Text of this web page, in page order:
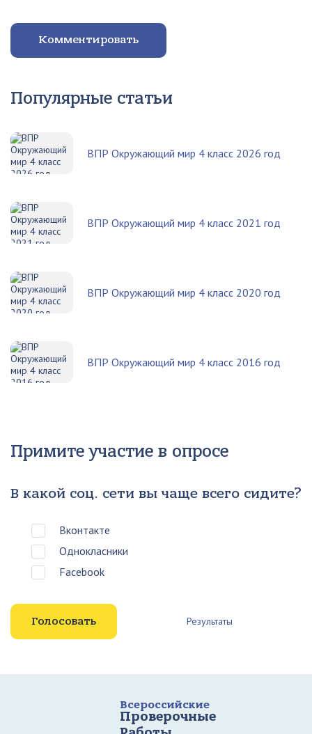
Комментировать
Популярные статьи
ВПР Окружающий мир 4 класс 2026 год
ВПР Окружающий мир 4 класс 2021 год
ВПР Окружающий мир 4 класс 2020 год
ВПР Окружающий мир 4 класс 2016 год
Примите участие в опросе
В какой соц. сети вы чаще всего сидите?
Вконтакте
Однокласники
Facebook
Результаты
Всероссийские
Проверочные